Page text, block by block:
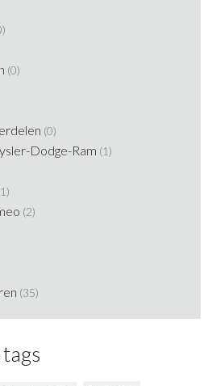
(0)
(0)
Dodge-Ram (1)
(2)
(35)